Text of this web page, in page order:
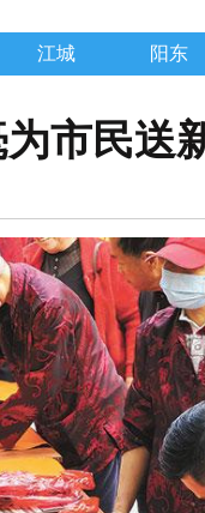
江城 阳东
市民送